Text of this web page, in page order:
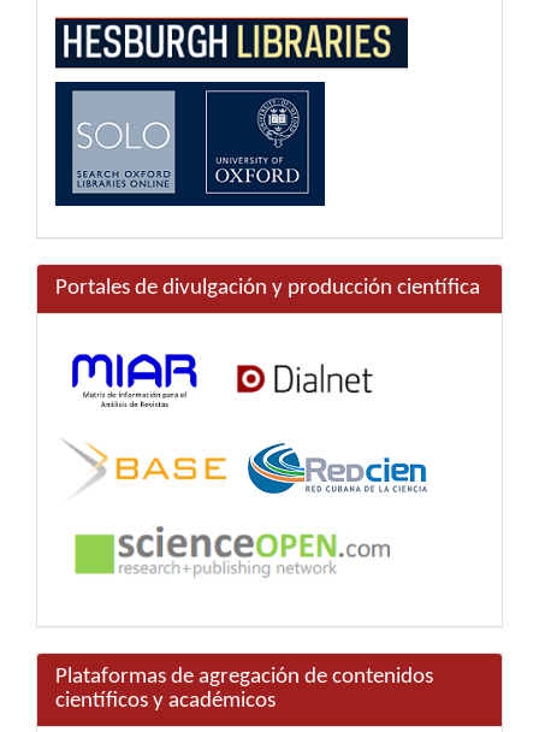
Portales de divulgación y producción científica
Plataformas de agregación de contenidos
científicos y académicos